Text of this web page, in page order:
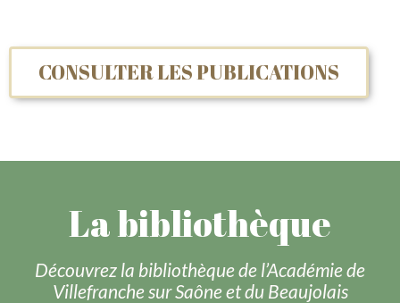
CONSULTER LES PUBLICATIONS
La bibliothèque
Découvrez la bibliothèque de l’Académie de
Villefranche sur Saône et du Beaujolais